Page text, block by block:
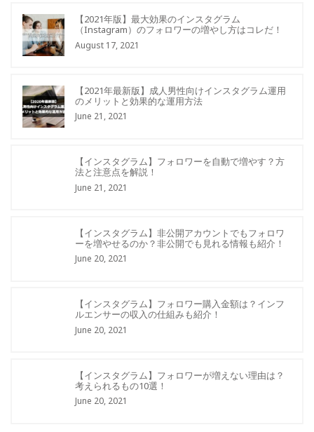
【2021年版】最大効果のインスタグラム
（Instagram）のフォロワーの増やし方はコレだ！
August 17, 2021
【2021年最新版】成人男性向けインスタグラム運用
のメリットと効果的な運用方法
June 21, 2021
【インスタグラム】フォロワーを自動で増やす？方
法と注意点を解説！
June 21, 2021
【インスタグラム】非公開アカウントでもフォロワ
ーを増やせるのか？非公開でも見れる情報も紹介！
June 20, 2021
【インスタグラム】フォロワー購入金額は？インフ
ルエンサーの収入の仕組みも紹介！
June 20, 2021
【インスタグラム】フォロワーが増えない理由は？
考えられるもの10選！
June 20, 2021